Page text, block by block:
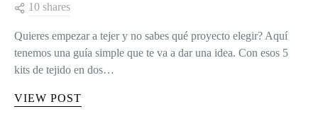
10 shares
Quieres empezar a tejer y no sabes qué proyecto elegir? Aquí
tenemos una guía simple que te va a dar una idea. Con esos 5
kits de tejido en dos…
VIEW POST